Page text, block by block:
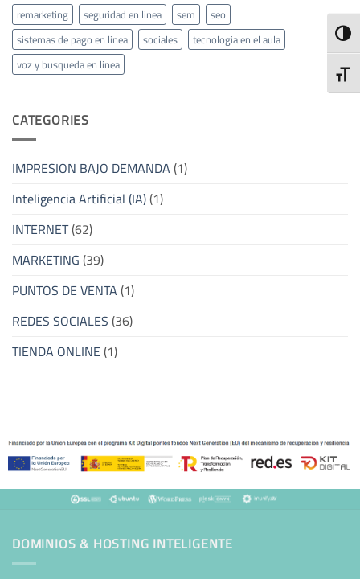
remarketing
seguridad en linea sem
seo
sistemas de pago en linea
sociales
tecnologia en el aula
voz y busqueda en linea
CATEGORIES
IMPRESION BAJO DEMANDA(1)
Inteligencia Artificial (IA)(1)
INTERNET(62)
MARKETING(39)
PUNTOS DE VENTA(1)
REDES SOCIALES(36)
TIENDA ONLINE(1)
DOMINIOS & HOSTING INTELIGENTE